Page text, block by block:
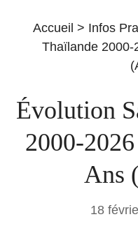
Accueil > Infos
Thaïlande 2000-
Évolution
2000-
Ans
18